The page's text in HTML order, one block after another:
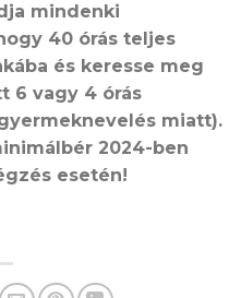
mindenki
40 órás teljes
és keresse meg
6 vagy 4 órás
miatt).
2024-ben
esetén!